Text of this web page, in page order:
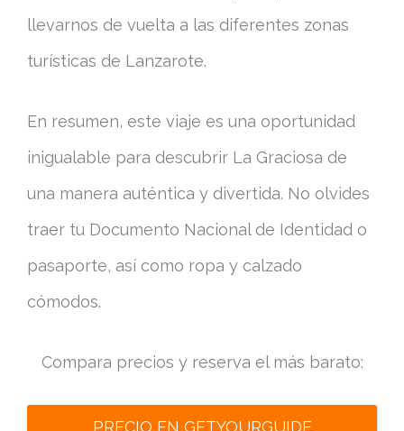
llevarnos de vuelta a las diferentes zonas
turísticas de Lanzarote.
En resumen, este viaje es una oportunidad
inigualable para descubrir La Graciosa de
una manera auténtica y divertida. No olvides
traer tu Documento Nacional de Identidad o
pasaporte, así como ropa y calzado
cómodos.
Compara precios y reserva el más barato: